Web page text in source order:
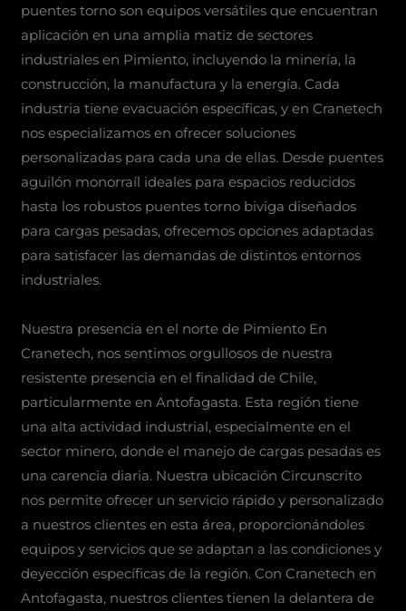
puentes torno son equipos versátiles que encuentran
aplicación en una amplia matiz de sectores
industriales en Pimiento, incluyendo la minería, la
construcción, la manufactura y la energía. Cada
industria tiene evacuación específicas, y en Cranetech
nos especializamos en ofrecer soluciones
personalizadas para cada una de ellas. Desde puentes
aguilón monorraíl ideales para espacios reducidos
hasta los robustos puentes torno biviga diseñados
para cargas pesadas, ofrecemos opciones adaptadas
para satisfacer las demandas de distintos entornos
industriales.
Nuestra presencia en el norte de Pimiento En
Cranetech, nos sentimos orgullosos de nuestra
resistente presencia en el finalidad de Chile,
particularmente en Antofagasta. Esta región tiene
una alta actividad industrial, especialmente en el
sector minero, donde el manejo de cargas pesadas es
una carencia diaria. Nuestra ubicación Circunscrito
nos permite ofrecer un servicio rápido y personalizado
a nuestros clientes en esta área, proporcionándoles
equipos y servicios que se adaptan a las condiciones y
deyección específicas de la región. Con Cranetech en
Antofagasta, nuestros clientes tienen la delantera de